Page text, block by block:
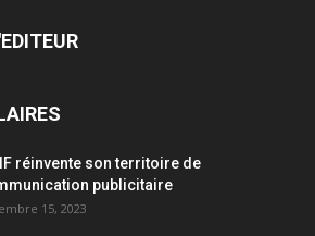
réinvente son territoire de
publicitaire
15, 2023